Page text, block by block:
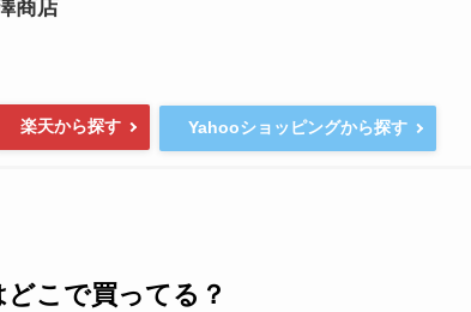
商店
楽天から探す Yahooショッピングから探す
どこで買ってる？